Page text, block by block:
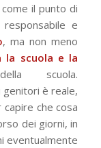
il punto di
e
, ma non meno
la scuola e la
scuola.
genitori è reale,
che cosa
dei giorni, in
eventualmente